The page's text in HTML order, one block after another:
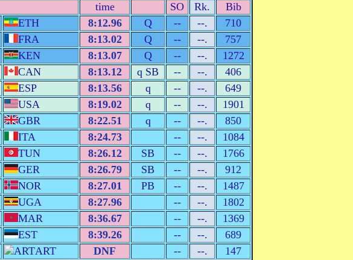
time SO Rk.
Bib
ETH 8:12.96 Q -- --.
710
FRA 8:13.02 Q -- --.
757
KEN 8:13.07 Q -- --.
1272
CAN 8:13.12 q SB -- --.
406
ESP 8:13.56 q -- --.
649
USA 8:19.02 q -- --.
1901
GBR 8:22.51 q -- --.
850
ITA 8:24.73 -- --.
1084
TUN 8:26.12 SB -- --.
1766
GER 8:26.79 SB -- --.
912
NOR 8:27.01 PB -- --.
1487
UGA 8:27.96 -- --.
1802
MAR 8:36.67 -- --.
1369
EST 8:39.26 -- --.
689
ART DNF -- --.
147